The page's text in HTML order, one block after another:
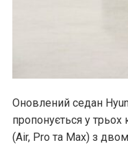
Оновлений седан
пропонується у трьох
(Air, Pro та Max) з